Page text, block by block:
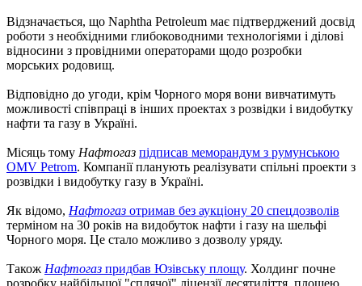
Відзначається, що Naphtha Petroleum має підтверджений досвід
роботи з необхідними глибоководними технологіями і ділові
відносини з провідними операторами щодо розробки
морських родовищ.
Відповідно до угоди, крім Чорного моря вони вивчатимуть
можливості співпраці в інших проектах з розвідки і видобутку
нафти та газу в Україні.
Місяць тому Нафтогаз підписав меморандум з румунською
OMV Petrom. Компанії планують реалізувати спільні проекти з
розвідки і видобутку газу в Україні.
Як відомо, Нафтогаз отримав без аукціону 20 спецдозволів
терміном на 30 років на видобуток нафти і газу на шельфі
Чорного моря. Це стало можливо з дозволу уряду.
Також Нафтогаз придбав Юзівську площу. Холдинг почне
розробку найбільшої "сплячої" ліцензії десятиліття, площею